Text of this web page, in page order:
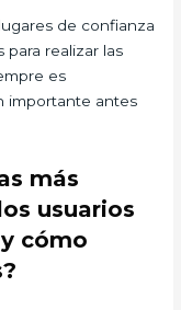
de confianza
realizar las
es
importante antes
más
usuarios
cómo